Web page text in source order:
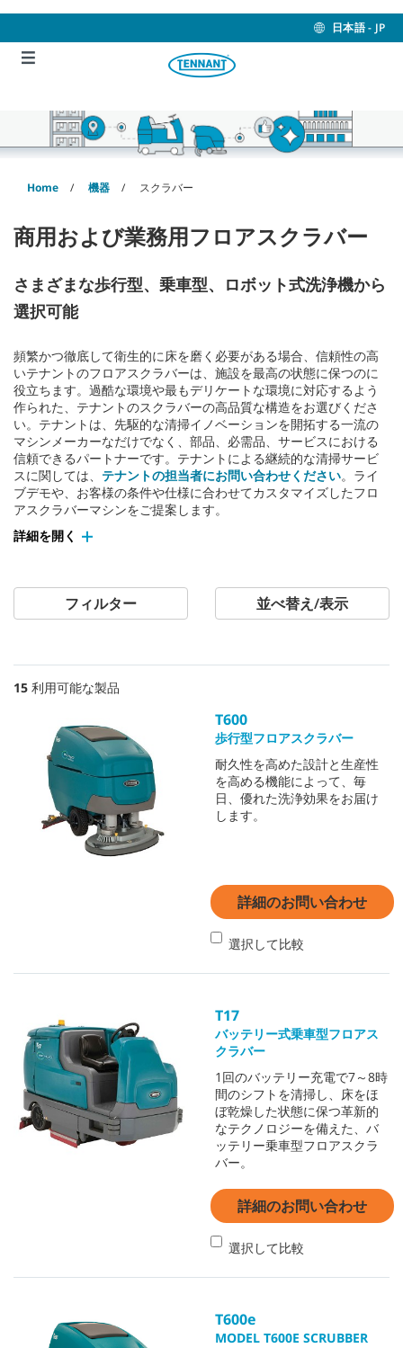
content
navigation
menu
日本語 - JP
Home 機器 スクラバー
商用および業務用フロアスクラバー
さまざまな歩行型、乗車型、ロボット式洗浄機から
選択可能
頻繁かつ徹底して衛生的に床を磨く必要がある場合、信頼性の高
いテナントのフロアスクラバーは、施設を最高の状態に保つのに
役立ちます。過酷な環境や最もデリケートな環境に対応するよう
作られた、テナントのスクラバーの高品質な構造をお選びくださ
い。テナントは、先駆的な清掃イノベーションを開拓する一流の
マシンメーカーなだけでなく、部品、必需品、サービスにおける
信頼できるパートナーです。テナントによる継続的な清掃サービ
スに関しては、 テナントの担当者にお問い合わせください。ライ
ブデモや、お客様の条件や仕様に合わせてカスタマイズしたフロ
アスクラバーマシンをご提案します。
詳細を開く
フィルター 並べ替え/表示
15 利用可能な製品
T600
歩行型フロアスクラバー
耐久性を高めた設計と生産性
を高める機能によって、毎
日、優れた洗浄効果をお届け
します。
詳細のお問い合わせ
選択して比較
T17
バッテリー式乗車型フロアス
クラバー
1回のバッテリー充電で7～8時
間のシフトを清掃し、床をほ
ぼ乾燥した状態に保つ革新的
なテクノロジーを備えた、バ
ッテリー乗車型フロアスクラ
バー。
詳細のお問い合わせ
選択して比較
T600e
MODEL T600E SCRUBBER